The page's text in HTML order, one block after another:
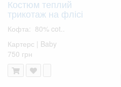
Костюм теплий
трикотаж на флісі
Кофта: 80% cot..
Картерс | Baby
750 грн